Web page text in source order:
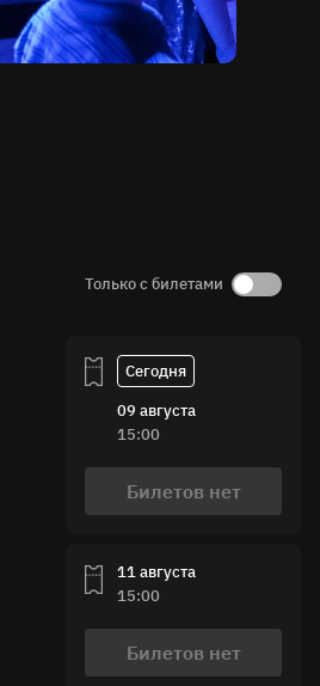
Только с билетами
09 августа
15:00
Билетов нет
11 августа
15:00
Билетов нет